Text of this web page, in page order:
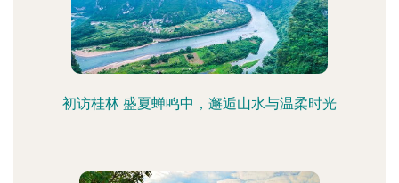
初访桂林 盛夏蝉鸣中，邂逅山水与温柔时光